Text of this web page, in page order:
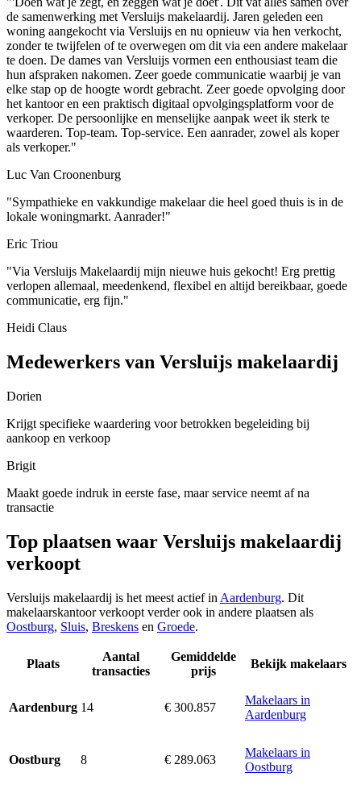
de samenwerking met Versluijs makelaardij. Jaren geleden een
woning aangekocht via Versluijs en nu opnieuw via hen verkocht,
zonder te twijfelen of te overwegen om dit via een andere makelaar
te doen. De dames van Versluijs vormen een enthousiast team die
hun afspraken nakomen. Zeer goede communicatie waarbij je van
elke stap op de hoogte wordt gebracht. Zeer goede opvolging door
het kantoor en een praktisch digitaal opvolgingsplatform voor de
verkoper. De persoonlijke en menselijke aanpak weet ik sterk te
waarderen. Top-team. Top-service. Een aanrader, zowel als koper
als verkoper."
Luc Van Croonenburg
"Sympathieke en vakkundige makelaar die heel goed thuis is in de
lokale woningmarkt. Aanrader!"
Eric Triou
"Via Versluijs Makelaardij mijn nieuwe huis gekocht! Erg prettig
verlopen allemaal, meedenkend, flexibel en altijd bereikbaar, goede
communicatie, erg fijn."
Heidi Claus
Medewerkers van Versluijs makelaardij
Dorien
Krijgt specifieke waardering voor betrokken begeleiding bij
aankoop en verkoop
Brigit
Maakt goede indruk in eerste fase, maar service neemt af na
transactie
Top plaatsen waar Versluijs makelaardij
verkoopt
Versluijs makelaardij is het meest actief in Aardenburg. Dit
makelaarskantoor verkoopt verder ook in andere plaatsen als
Oostburg, Sluis, Breskens en Groede.
Plaats
Aantal
transacties
Gemiddelde
prijs
Bekijk makelaars
Aardenburg 14 € 300.857
Makelaars in
Aardenburg
Oostburg 8 € 289.063
Makelaars in
Oostburg